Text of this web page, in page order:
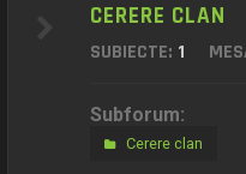
CERERE CLAN
SUBIECTE: 1
Subforum:
Cerere clan